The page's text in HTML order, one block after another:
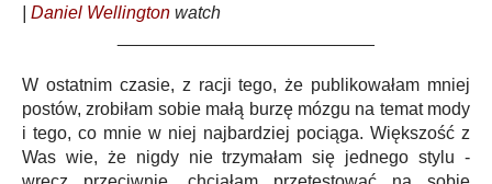
Daniel Wellington watch
W ostatnim czasie, z racji tego, że publikowałam mniej
postów, zrobiłam sobie małą burzę mózgu na temat mody
i tego, co mnie w niej najbardziej pociąga. Większość z
Was wie, że nigdy nie trzymałam się jednego stylu -